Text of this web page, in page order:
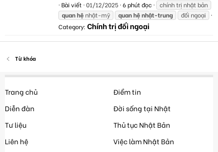
Bài viết 01/12/2025 6 phút đọc
chính trị nhật bản
quanhệ nhật-mỹ quanhệnhật-trung
đối ngoại
Category: Chính trị đối ngoại
Từ khóa
Trang chủ
Diễn đàn
Tư liệu
Liên hệ
Điểm tin
Đời sống tại Nhật
Thủ tục Nhật Bản
Việc làm Nhật Bản